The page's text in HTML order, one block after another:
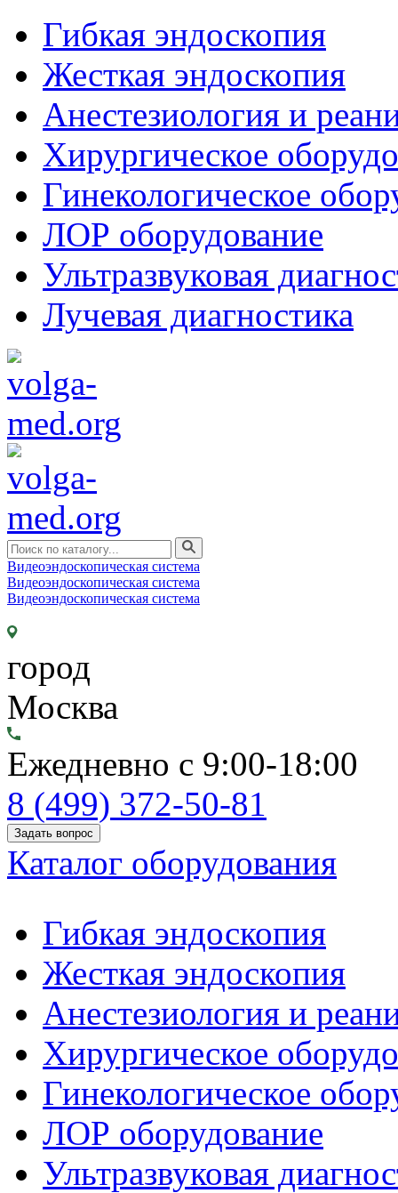
Гибкая эндоскопия
Жесткая эндоскопия
Анестезиология и
Хирургическое
Гинекологическое
ЛОР оборудование
Ультразвуковая
Лучевая диагностика
Видеоэндоскопическая система
Видеоэндоскопическая система
Видеоэндоскопическая система
город
Москва
Ежедневно с 9:00-18:00
8 (499) 372-50-81
Задать вопрос
Каталог оборудования
Гибкая эндоскопия
Жесткая эндоскопия
Анестезиология и
Хирургическое
Гинекологическое
ЛОР оборудование
Ультразвуковая